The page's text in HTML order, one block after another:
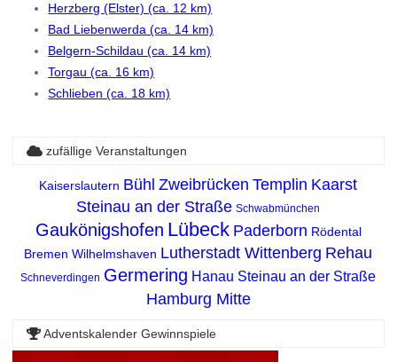
Herzberg (Elster) (ca. 12 km)
Bad Liebenwerda (ca. 14 km)
Belgern-Schildau (ca. 14 km)
Torgau (ca. 16 km)
Schlieben (ca. 18 km)
zufällige Veranstaltungen
Kaiserslautern Bühl Zweibrücken Templin Kaarst
Steinau an der Straße Schwabmünchen
Gaukönigshofen Lübeck Paderborn Rödental
Bremen Wilhelmshaven Lutherstadt Wittenberg Rehau
Schneverdingen Germering Hanau Steinau an der Straße
Hamburg Mitte
Adventskalender Gewinnspiele